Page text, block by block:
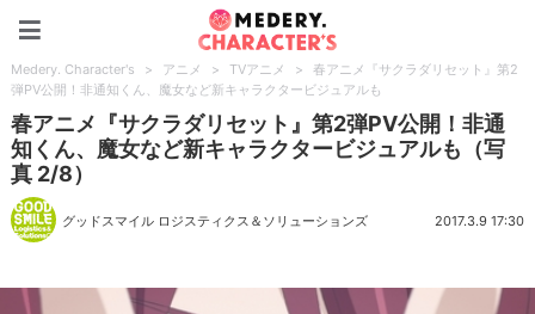
Medery. Character's > アニメ > TVアニメ >
春アニメ『サクラダリセット』第2
弾PV公開！非通知くん、魔女など新キャラクタービジュアルも
春アニメ『サクラダリセット』第2弾PV公開！非通
知くん、魔女など新キャラクタービジュアルも（写
真 2/8）
グッドスマイル ロジスティクス＆ソリューションズ 2017.3.9 17:30